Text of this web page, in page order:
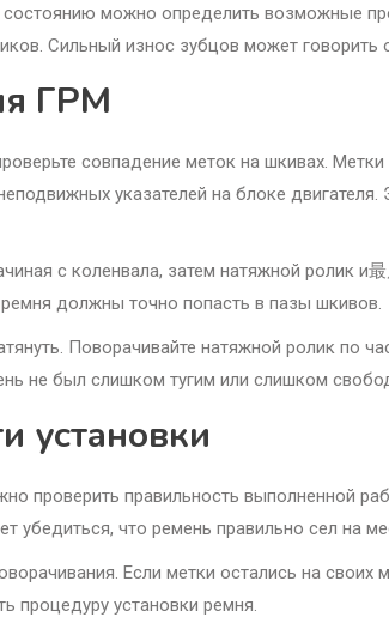
можно определить возможные
Сильный износ зубцов может говорить
ГРМ
совпадение меток на шкивах.
указателей на блоке двигателя.
с коленвала, затем натяжной ролик и
должны точно попасть в пазы шкивов.
Поворачивайте натяжной ролик по
не был слишком тугим или слишком
установки
проверить правильность выполненной
что ремень правильно сел на
Если метки остались на своих
процедуру установки ремня.